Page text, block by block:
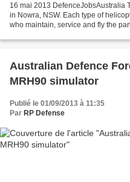
16 mai 2013 DefenceJobsAustralia
in Nowra, NSW. Each type of
who maintain, service and fly the
Australian Defence
MRH90 simulator
Publié le 01/09/2013 à 11:35
Par RP Defense